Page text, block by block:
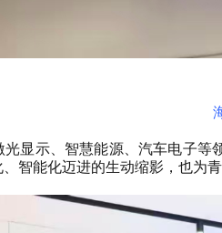
示、智慧能源、汽车电子等
智能化迈进的生动缩影，也为